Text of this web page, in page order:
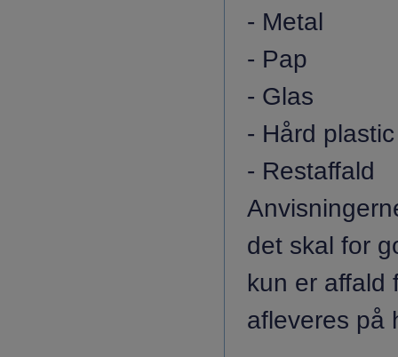
- Metal
- Pap
- Glas
- Hård plastic
- Restaffald
det skal for
kun er affald
afleveres på